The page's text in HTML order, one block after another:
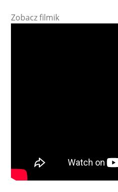
Zobacz filmik